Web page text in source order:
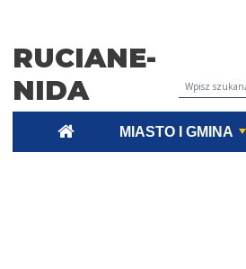
RUCIANE-
NIDA
MIASTO I GMINA